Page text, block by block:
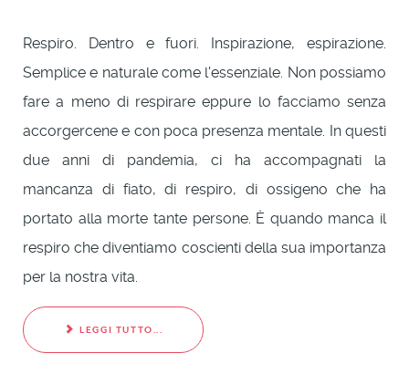
Respiro. Dentro e fuori. Inspirazione, espirazione.
Semplice e naturale come l'essenziale. Non possiamo
fare a meno di respirare eppure lo facciamo senza
accorgercene e con poca presenza mentale. In questi
due anni di pandemia, ci ha accompagnati la
mancanza di fiato, di respiro, di ossigeno che ha
portato alla morte tante persone. È quando manca il
respiro che diventiamo coscienti della sua importanza
per la nostra vita.
LEGGI TUTTO...